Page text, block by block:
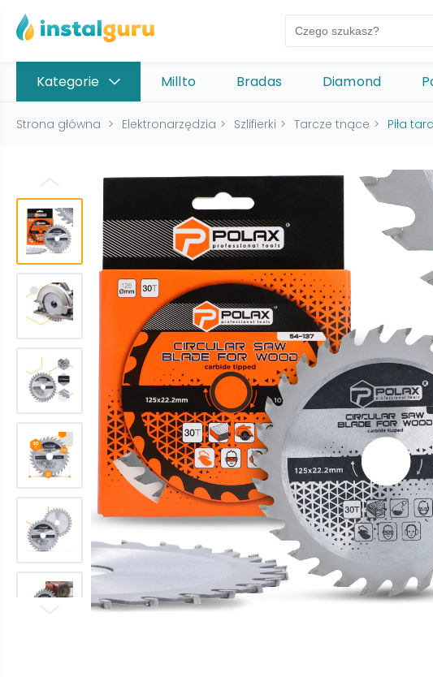
Kategorie Millto Bradas Diamond
Strona główna > Elektronarzędzia > Szlifierki > Tarcze tnące > Piła